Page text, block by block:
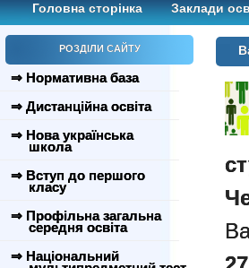
Головна сторінка Заклади
РОЗДІЛИ САЙТУ
⇒ Нормативна база
⇒ Дистанційна освіта
⇒ Нова українська
школа
⇒ Вступ до першого
класу
⇒ Профільна загальна
середня освіта
⇒ Національний